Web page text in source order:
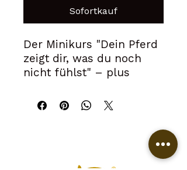
Sofortkauf
Der Minikurs "Dein Pferd
zeigt dir, was du noch
nicht fühlst" – plus
begleitet: Eine geführte
Morgenmeditation, mit
Stalltag startest, und ein
Notfallset mit 7 Karten für